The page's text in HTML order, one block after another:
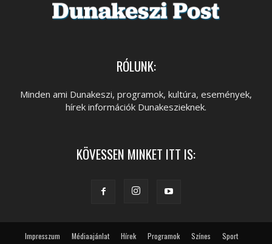
RÓLUNK:
Minden ami Dunakeszi, programok, kultúra, események,
hírek információk Dunakeszieknek.
KÖVESSEN MINKET ITT IS:
Impresszum Médiaajánlat Hírek Programok Színes
Sport